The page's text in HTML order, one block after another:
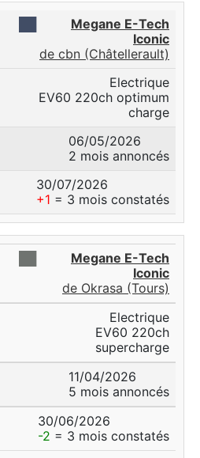
Megane E-Tech
Iconic
de cbn (Châtellerault)
Electrique
EV60 220ch optimum
charge
06/05/2026
2 mois annoncés
30/07/2026
+1 = 3 mois constatés
Megane E-Tech
Iconic
de Okrasa (Tours)
Electrique
EV60 220ch
supercharge
11/04/2026
5 mois annoncés
30/06/2026
-2 = 3 mois constatés